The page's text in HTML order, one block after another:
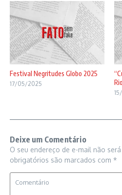
Festival Negritudes Globo 2025
17/05/2025
Deixe um Comentário
O seu endereço de e-mail não
obrigatórios são marcados com *